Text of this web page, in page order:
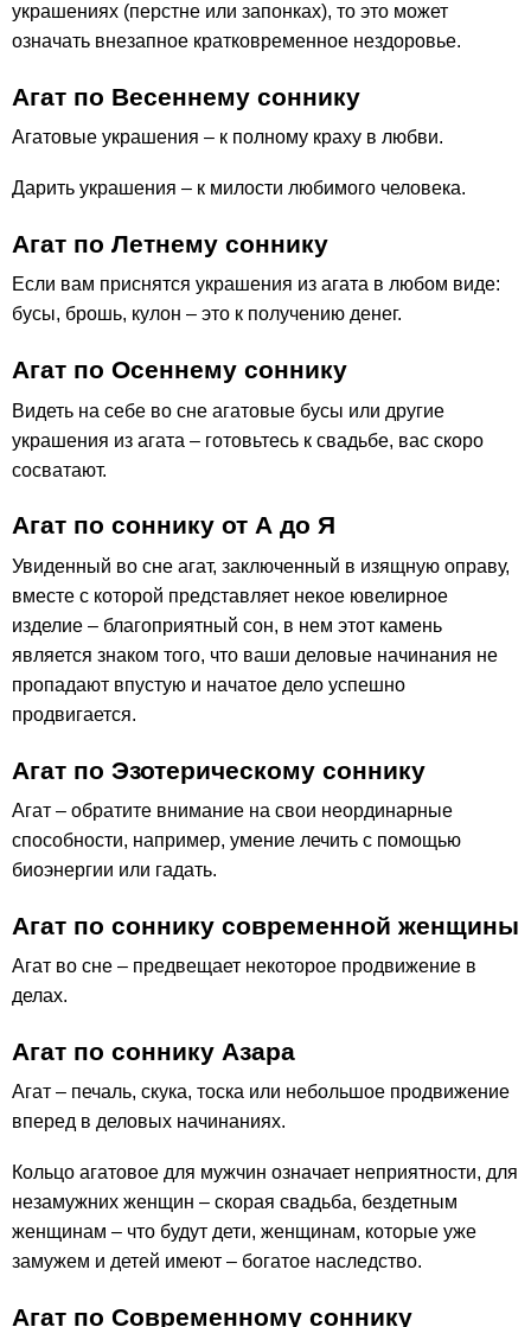
украшениях (перстне или запонках), то это может
означать внезапное кратковременное нездоровье.
Агат по Весеннему соннику
Агатовые украшения – к полному краху в любви.
Дарить украшения – к милости любимого человека.
Агат по Летнему соннику
Если вам приснятся украшения из агата в любом виде:
бусы, брошь, кулон – это к получению денег.
Агат по Осеннему соннику
Видеть на себе во сне агатовые бусы или другие
украшения из агата – готовьтесь к свадьбе, вас скоро
сосватают.
Агат по соннику от А до Я
Увиденный во сне агат, заключенный в изящную оправу,
вместе с которой представляет некое ювелирное
изделие – благоприятный сон, в нем этот камень
является знаком того, что ваши деловые начинания не
пропадают впустую и начатое дело успешно
продвигается.
Агат по Эзотерическому соннику
Агат – обратите внимание на свои неординарные
способности, например, умение лечить с помощью
биоэнергии или гадать.
Агат по соннику современной женщины
Агат во сне – предвещает некоторое продвижение в
делах.
Агат по соннику Азара
Агат – печаль, скука, тоска или небольшое продвижение
вперед в деловых начинаниях.
Кольцо агатовое для мужчин означает неприятности, для
незамужних женщин – скорая свадьба, бездетным
женщинам – что будут дети, женщинам, которые уже
замужем и детей имеют – богатое наследство.
Агат по Современному соннику